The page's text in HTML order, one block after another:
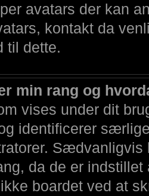
avatars der kan
kontakt da
til dette.
min rang og
vises under dit
identificerer
da de er
boardet ved at